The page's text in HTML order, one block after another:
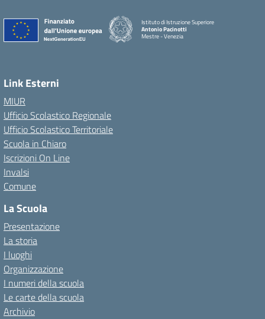
Istituto di Istruzione Superiore
Antonio Pacinotti
Mestre - Venezia
Link Esterni
MIUR
Ufficio Scolastico Regionale
Ufficio Scolastico Territoriale
Scuola in Chiaro
Iscrizioni On Line
Invalsi
Comune
La Scuola
Presentazione
La storia
I luoghi
Organizzazione
I numeri della scuola
Le carte della scuola
Archivio